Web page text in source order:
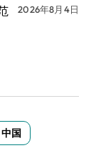
2026年8月4日
中国